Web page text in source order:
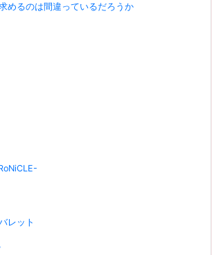
めるのは間違っているだろうか
レット